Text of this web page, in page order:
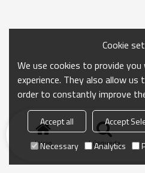
Inicio búsqueda
Cookie
We use cookies to provide
experience. They also allow us
order to constantly improve
Accept all Accept
Necessary
Analytics